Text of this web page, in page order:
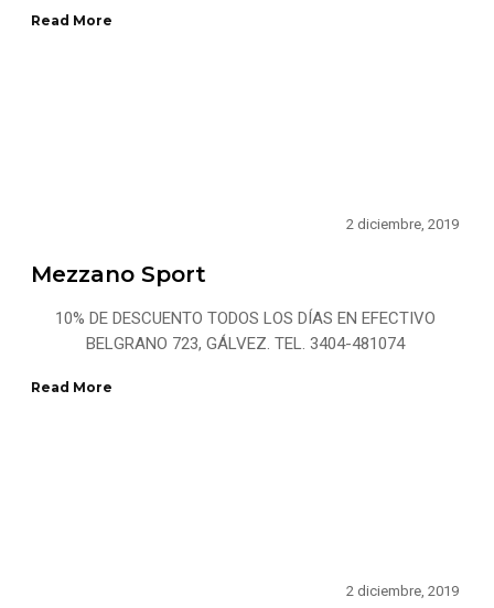
Read More
2 diciembre, 2019
Mezzano Sport
10% DE DESCUENTO TODOS LOS DÍAS EN EFECTIVO
BELGRANO 723, GÁLVEZ. TEL. 3404-481074
Read More
2 diciembre, 2019